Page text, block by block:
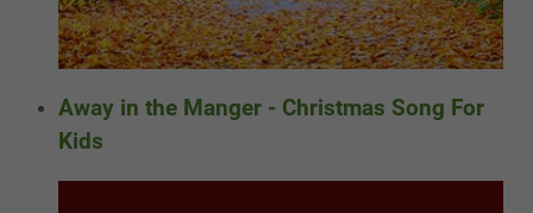
Away in the Manger - Christmas Song For
Kids